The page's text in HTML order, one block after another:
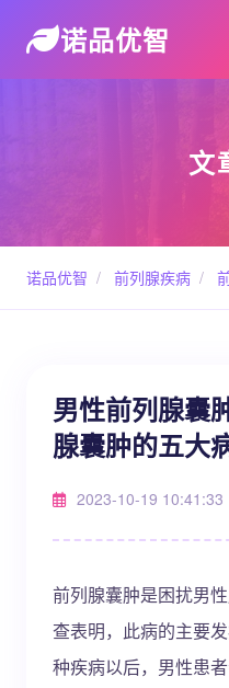
诺品优智
文
诺品优智 / 前列腺疾病 /
男性前列腺囊
腺囊肿的五大
2023-10-19 10:41:33
前列腺囊肿是困扰男
查表明，此病的主要
种疾病以后，男性患